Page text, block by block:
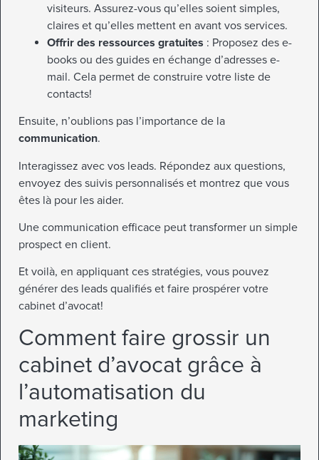
visiteurs. Assurez-vous qu’elles soient simples,
claires et qu’elles mettent en avant vos services.
Offrir des ressources gratuites : Proposez des e-
books ou des guides en échange d’adresses e-
mail. Cela permet de construire votre liste de
contacts!
Ensuite, n’oublions pas l’importance de la
communication.
Interagissez avec vos leads. Répondez aux questions,
envoyez des suivis personnalisés et montrez que vous
êtes là pour les aider.
Une communication efficace peut transformer un simple
prospect en client.
Et voilà, en appliquant ces stratégies, vous pouvez
générer des leads qualifiés et faire prospérer votre
cabinet d’avocat!
Comment faire grossir un
cabinet d’avocat grâce à
l’automatisation du
marketing